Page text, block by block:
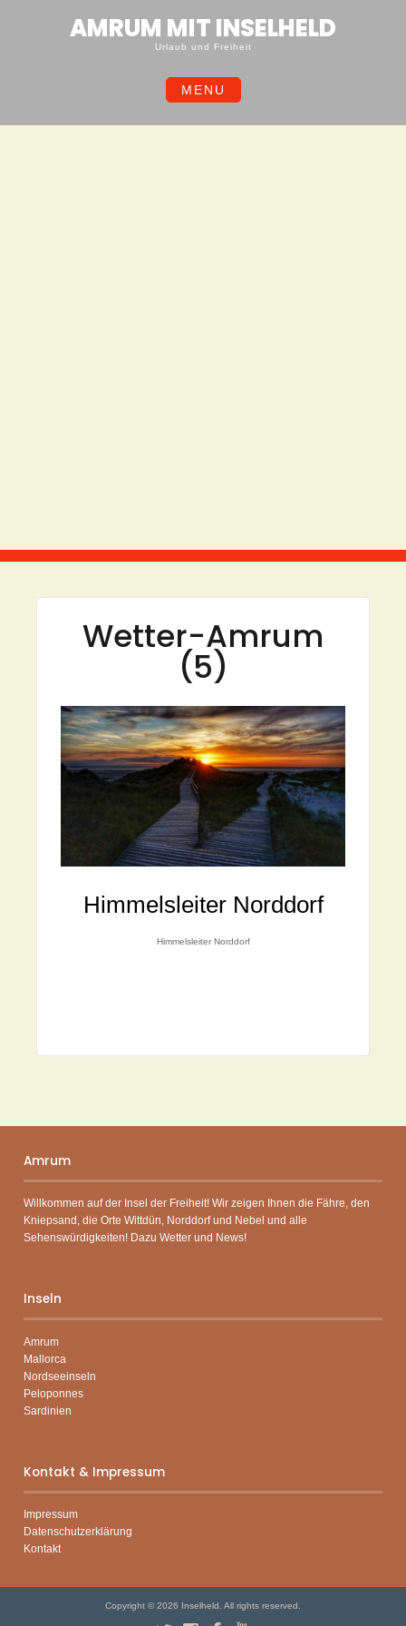
AMRUM MIT INSELHELD
Urlaub und Freiheit
MENU
Wetter-Amrum
(5)
Himmelsleiter Norddorf
Himmelsleiter Norddorf
Amrum
Willkommen auf der Insel der Freiheit! Wir zeigen Ihnen die Fähre, den
Kniepsand, die Orte Wittdün, Norddorf und Nebel und alle
Sehenswürdigkeiten! Dazu Wetter und News!
Inseln
Amrum
Mallorca
Nordseeinseln
Peloponnes
Sardinien
Kontakt & Impressum
Impressum
Datenschutzerklärung
Kontakt
Copyright © 2026 Inselheld . All rights reserved.